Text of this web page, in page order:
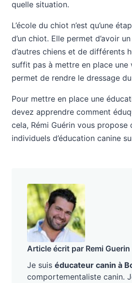
quelle situation.
L’école du chiot n’est qu’une
d’un chiot. Elle permet d’avoir
d’autres chiens et de différents
suffit pas à mettre en place une
permet de rendre le dressage
Pour mettre en place une
devez apprendre comment
cela, Rémi Guérin vous propose
individuels d’éducation canine
Article écrit par Remi Guerin
Je suis éducateur canin à
comportementaliste canin.